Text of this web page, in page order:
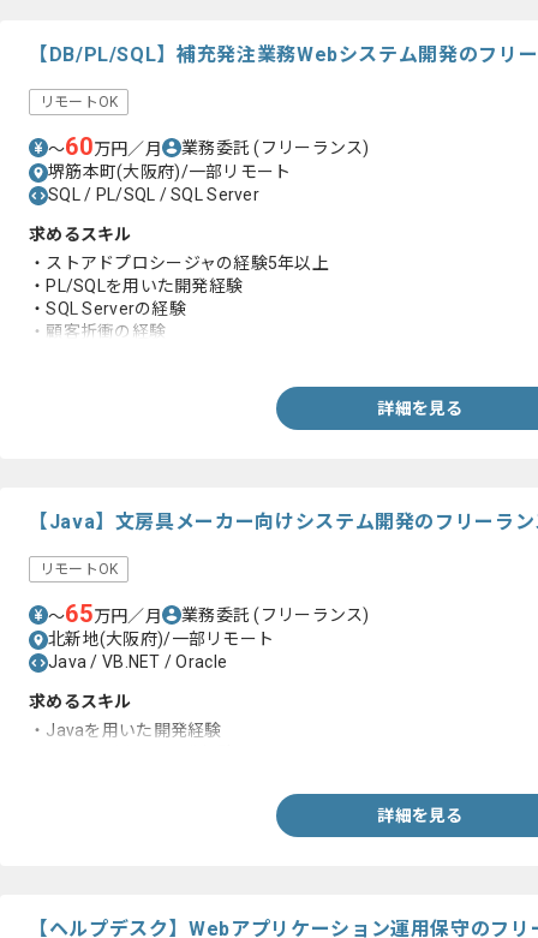
【DB/PL/SQL】補充発注業務Webシステム開発のフリ
リモートOK
〜60万円／月 業務委託(フリーランス)
堺筋本町(大阪府)/一部リモート
SQL / PL/SQL / SQL Server
求めるスキル
・ストアドプロシージャの経験5年以上
・PL/SQLを用いた開発経験
・SQL Serverの経験
・顧客折衝の経験
・物流系システム発注システムの知見
詳細を見る
【Java】文房具メーカー向けシステム開発のフリーラ
リモートOK
〜65万円／月 業務委託(フリーランス)
北新地(大阪府)/一部リモート
Java / VB.NET / Oracle
求めるスキル
・Javaを用いた開発経験
詳細を見る
【ヘルプデスク】Webアプリケーション運用保守のフ